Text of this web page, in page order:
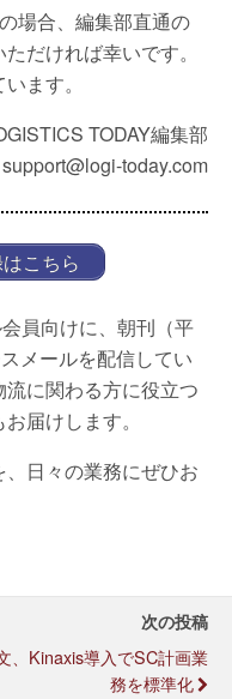
場合、編集部直通の
だければ幸いです。
ます。
TODAY編集部
today.com
こちら
員向けに、朝刊（平
メールを配信してい
に関わる方に役立つ
届けします。
日々の業務にぜひお
次の投稿
、Kinaxis導入でSC計画業
務を標準化